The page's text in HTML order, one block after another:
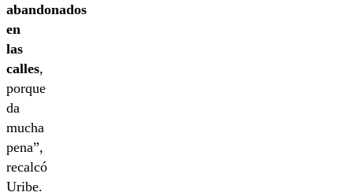
abandonados
en
las
calles,
porque
da
mucha
pena”,
recalcó
Uribe.